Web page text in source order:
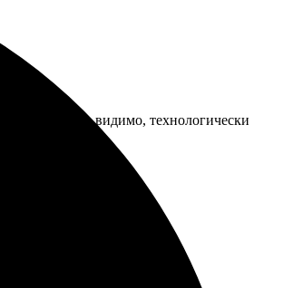
но это, видимо, технологически